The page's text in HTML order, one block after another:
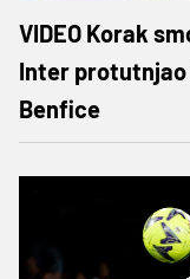
VIDEO Korak
Inter protutnjao
Benfice